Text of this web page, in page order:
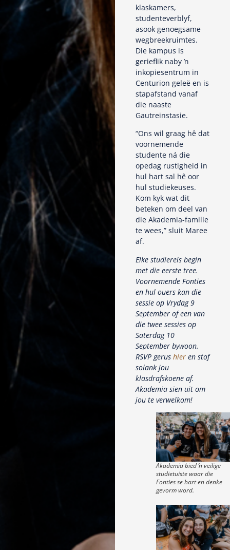
klaskamers,
studenteverblyf,
asook genoegsame
wegbreekruimtes.
Die kampus is
gerieflik naby ŉ
inkopiesentrum in
Centurion geleë en is
stapafstand vanaf
die naaste
Gautreinstasie.
“Ons wil graag hê dat
voornemende
studente ná die
opedag rustigheid in
hul hart sal hê oor
hul studiekeuses.
Kom kyk wat dit
beteken om deel van
die Akademia-familie
te wees,” sluit Maree
af.
Elke studiereis begin
met die eerste tree.
Voornemende Fonties
en hul ouers kan die
sessie op Vrydag 9
September of een van
die twee sessies op
Saterdag 10
September bywoon.
RSVP gerus hier en stof
solank jou
klasdrafskoene af.
Akademia sien uit om
jou te verwelkom!
Akademia bied ŉ veilige
studietuiste waar die
Fonties se hart en denke
gevorm word.